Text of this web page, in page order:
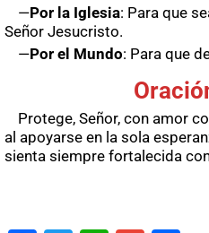
—Por la Iglesia: Para que
Señor Jesucristo.
—Por el Mundo: Para que
Protege, Señor, con amor
al apoyarse en la sola
sienta siempre fortalecida